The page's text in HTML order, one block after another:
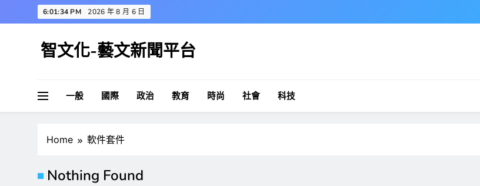
to
6:01:34 PM 2026 年 8 月 6 日
智文化-藝文新聞平台
一般 國際 政治 教育 時尚 社會 科技
Home 軟件套件
Nothing Found